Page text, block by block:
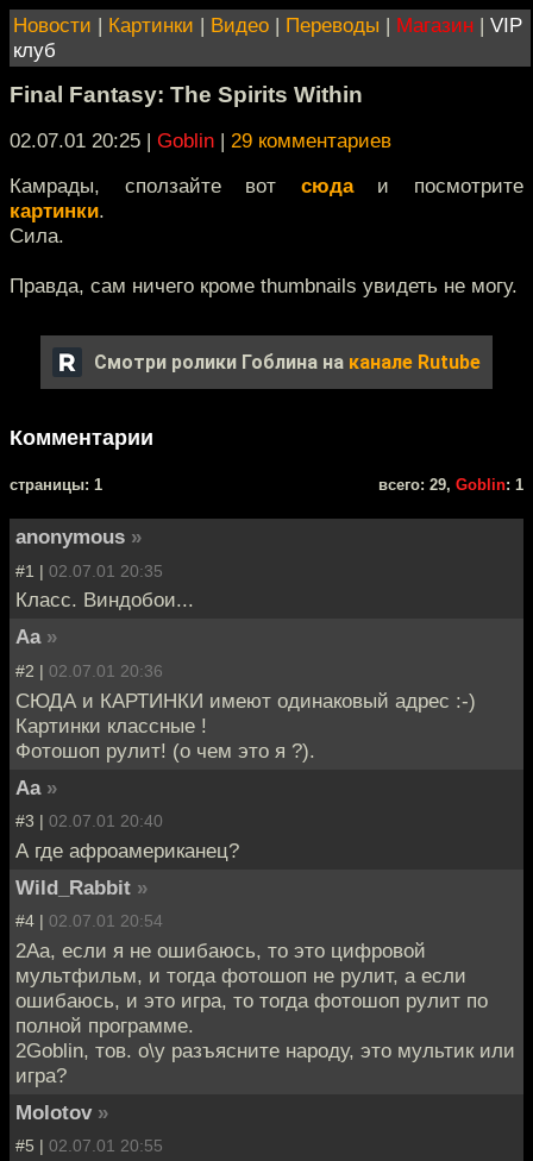
Новости | Картинки | Видео | Переводы | Магазин | VIP
клуб
Final Fantasy: The Spirits Within
02.07.01 20:25 | Goblin | 29 комментариев
Камрады, сползайте вот сюдаи посмотрите
картинки.
Сила.
Правда, сам ничего кроме thumbnails увидеть не могу.
Смотри ролики Гоблина на канале Rutube
Комментарии
cтраницы: 1 всего: 29, Goblin: 1
anonymous »
#1 | 02.07.01 20:35
Класс. Виндобои...
Aa »
#2 | 02.07.01 20:36
СЮДА и КАРТИНКИ имеют одинаковый адрес :-)
Картинки классные !
Фотошоп рулит! (о чем это я ?).
Aa »
#3 | 02.07.01 20:40
А где афроамериканец?
Wild_Rabbit »
#4 | 02.07.01 20:54
2Aa, если я не ошибаюсь, то это цифровой
мультфильм, и тогда фотошоп не рулит, а если
ошибаюсь, и это игра, то тогда фотошоп рулит по
полной программе.
2Goblin, тов. о\у разъясните народу, это мультик или
игра?
Molotov »
#5 | 02.07.01 20:55